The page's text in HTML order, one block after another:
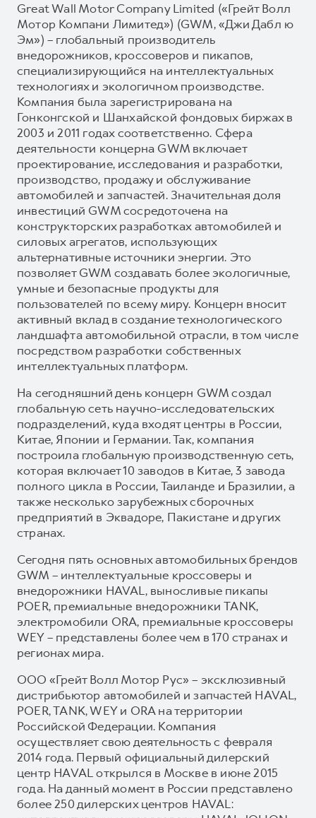
Great Wall Motor Company Limited («Грейт Волл
Мотор Компани Лимитед») (GWM, «Джи Дабл ю
Эм») – глобальный производитель
внедорожников, кроссоверов и пикапов,
специализирующийся на интеллектуальных
технологиях и экологичном производстве.
Компания была зарегистрирована на
Гонконгской и Шанхайской фондовых биржах в
2003 и 2011 годах соответственно. Сфера
деятельности концерна GWM включает
проектирование, исследования и разработки,
производство, продажу и обслуживание
автомобилей и запчастей. Значительная доля
инвестиций GWM сосредоточена на
конструкторских разработках автомобилей и
силовых агрегатов, использующих
альтернативные источники энергии. Это
позволяет GWM создавать более экологичные,
умные и безопасные продукты для
пользователей по всему миру. Концерн вносит
активный вклад в создание технологического
ландшафта автомобильной отрасли, в том числе
посредством разработки собственных
интеллектуальных платформ.
На сегодняшний день концерн GWM создал
глобальную сеть научно-исследовательских
подразделений, куда входят центры в России,
Китае, Японии и Германии. Так, компания
построила глобальную производственную сеть,
которая включает 10 заводов в Китае, 3 завода
полного цикла в России, Таиланде и Бразилии, а
также несколько зарубежных сборочных
предприятий в Эквадоре, Пакистане и других
странах.
Сегодня пять основных автомобильных брендов
GWM – интеллектуальные кроссоверы и
внедорожники HAVAL, выносливые пикапы
POER, премиальные внедорожники TANK,
электромобили ORA, премиальные кроссоверы
WEY – представлены более чем в 170 странах и
регионах мира.
ООО «Грейт Волл Мотор Рус» – эксклюзивный
дистрибьютор автомобилей и запчастей HAVAL,
POER, TANK, WEY и ORA на территории
Российской Федерации. Компания
осуществляет свою деятельность с февраля
2014 года. Первый официальный дилерский
центр HAVAL открылся в Москве в июне 2015
года. На данный момент в России представлено
более 250 дилерских центров HAVAL: